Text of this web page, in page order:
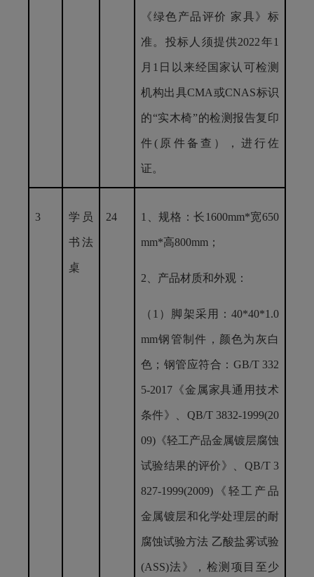
《绿色产品评价 家具》标
准。投标人须提供2022年1
月1日以来经国家认可检测
机构出具CMA或CNAS标识
的“实木椅”的检测报告复印
件(原件备查），进行佐
证。
3 学员
书法
桌
24 1、规格：长1600mm*宽650
mm*高800mm；
2、产品材质和外观：
（ 1） 脚架采用： 40*40*1.0
mm钢管制件，颜色为灰白
色； 钢管应符合： GB/T 332
5-2017《金属家具通用技术
条件》、QB/T 3832-1999(20
09)《轻工产品金属镀层腐蚀
试验结果的评价》、QB/T 3
827-1999(2009)《轻工产品
金属镀层和化学处理层的耐
腐蚀试验方法 乙酸盐雾试验
(ASS)法》，检测项目至少